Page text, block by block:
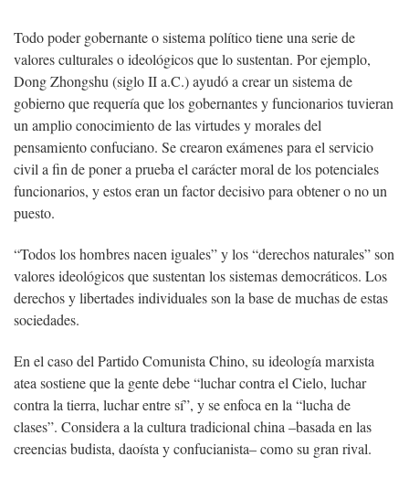
Todo poder gobernante o sistema político tiene una serie de
valores culturales o ideológicos que lo sustentan. Por ejemplo,
Dong Zhongshu (siglo II a.C.) ayudó a crear un sistema de
gobierno que requería que los gobernantes y funcionarios tuvieran
un amplio conocimiento de las virtudes y morales del
pensamiento confuciano. Se crearon exámenes para el servicio
civil a fin de poner a prueba el carácter moral de los potenciales
funcionarios, y estos eran un factor decisivo para obtener o no un
puesto.
“Todos los hombres nacen iguales” y los “derechos naturales” son
valores ideológicos que sustentan los sistemas democráticos. Los
derechos y libertades individuales son la base de muchas de estas
sociedades.
En el caso del Partido Comunista Chino, su ideología marxista
atea sostiene que la gente debe “luchar contra el Cielo, luchar
contra la tierra, luchar entre sí”, y se enfoca en la “lucha de
clases”. Considera a la cultura tradicional china –basada en las
creencias budista, daoísta y confucianista– como su gran rival.